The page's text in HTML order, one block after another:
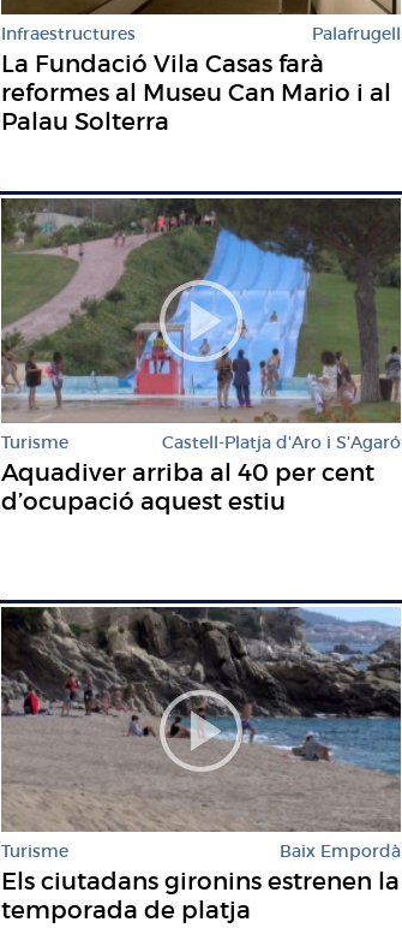
Infraestructures Palafrugell
La Fundació Vila Casas farà
reformes al Museu Can Mario i al
Palau Solterra
Turisme Castell-Platja d'Aro i S'Agaró
Aquadiver arriba al 40 per cent
d’ocupació aquest estiu
Turisme Baix Empordà
Els ciutadans gironins estrenen la
temporada de platja